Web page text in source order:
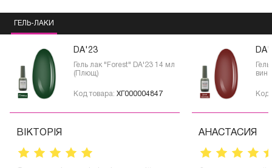
ГЕЛЬ-ЛАКИ
DA'23
Гель лак "Forest" DA'23 14 мл
(Плющ)
Код товара: ХГ000004847
ВІКТОРІЯ
Код
АНАСТАСИЯ